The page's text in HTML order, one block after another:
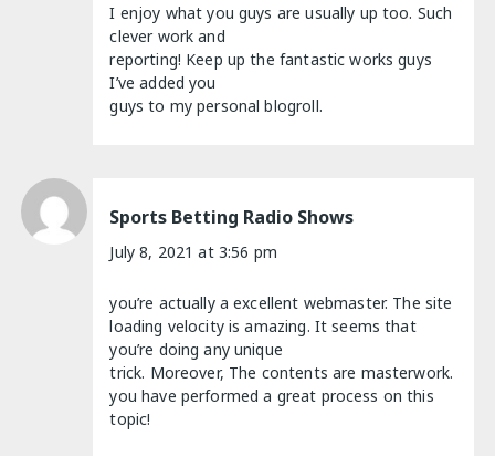
I enjoy what you guys are usually up too. Such
clever work and
reporting! Keep up the fantastic works guys
I’ve added you
guys to my personal blogroll.
Sports Betting Radio Shows
July 8, 2021 at 3:56 pm
you’re actually a excellent webmaster. The site
loading velocity is amazing. It seems that
you’re doing any unique
trick. Moreover, The contents are masterwork.
you have performed a great process on this
topic!